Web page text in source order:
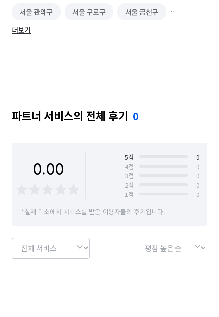
서울 관악구 서울 구로구 서울 금천구
서울 동작구
더보기
파트너 서비스의 전체 후기 0
0.00 5점
0
4점
0
3점
0
2점
0
1점
0
*실제 미소에서 서비스를 받은 이용자들의 후기입니다.